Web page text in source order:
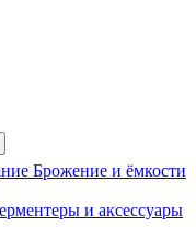
Брожение и ёмкости
и аксессуары